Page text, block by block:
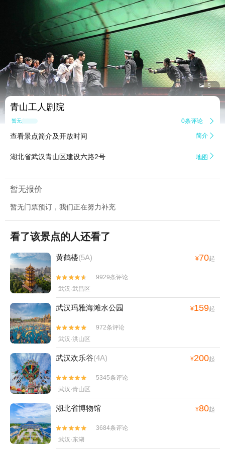
 5
青山工人剧院
暂无点评 0条评论 
查看景点简介及开放时间 简介 
湖北省武汉青山区建设六路2号 地图 
暂无报价
暂无门票预订，我们正在努力补充
看了该景点的人还看了
黄鹤楼(5A) ¥70起


9929条评论
武汉·武昌区
武汉玛雅海滩水公园 ¥159起


972条评论
武汉·洪山区
武汉欢乐谷(4A) ¥200起


5345条评论
武汉·青山区
湖北省博物馆 ¥80起


3684条评论
武汉·东湖